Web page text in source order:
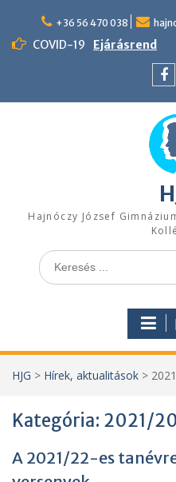
content
+36 56 470 038
COVID-19 Ejárásrend
Hajnóczy József
Search
for:
HJG > Hírek, aktualitások >
Kategória: 2021/
A 2021/22-es